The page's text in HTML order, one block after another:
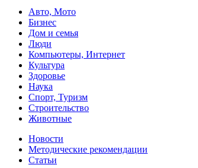
Авто, Мото
Бизнес
Дом и семья
Люди
Компьютеры, Интернет
Культура
Здоровье
Наука
Спорт, Туризм
Строительство
Животные
Новости
Методические рекомендации
Статьи